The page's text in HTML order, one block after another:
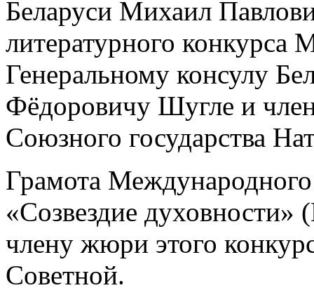
Беларуси Михаил
литературного конкурса
Генеральному консулу
Фёдоровичу Шугле и
Союзного государства
Грамота Международного
«Созвездие
члену жюри этого
Советной.